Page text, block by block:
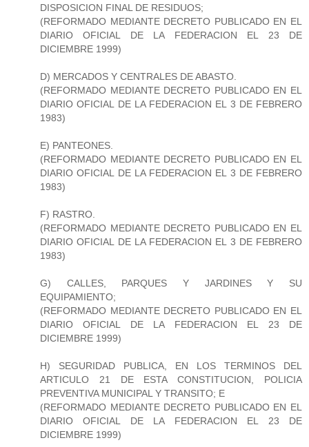
DISPOSICION FINAL DE RESIDUOS;
(REFORMADO MEDIANTE DECRETO PUBLICADO EN EL
DIARIO OFICIAL DE LA FEDERACION EL 23 DE
DICIEMBRE 1999)
D) MERCADOS Y CENTRALES DE ABASTO.
(REFORMADO MEDIANTE DECRETO PUBLICADO EN EL
DIARIO OFICIAL DE LA FEDERACION EL 3 DE FEBRERO
1983)
E) PANTEONES.
(REFORMADO MEDIANTE DECRETO PUBLICADO EN EL
DIARIO OFICIAL DE LA FEDERACION EL 3 DE FEBRERO
1983)
F) RASTRO.
(REFORMADO MEDIANTE DECRETO PUBLICADO EN EL
DIARIO OFICIAL DE LA FEDERACION EL 3 DE FEBRERO
1983)
G) CALLES, PARQUES Y JARDINES Y SU
EQUIPAMIENTO;
(REFORMADO MEDIANTE DECRETO PUBLICADO EN EL
DIARIO OFICIAL DE LA FEDERACION EL 23 DE
DICIEMBRE 1999)
H) SEGURIDAD PUBLICA, EN LOS TERMINOS DEL
ARTICULO 21 DE ESTA CONSTITUCION, POLICIA
PREVENTIVA MUNICIPAL Y TRANSITO; E
(REFORMADO MEDIANTE DECRETO PUBLICADO EN EL
DIARIO OFICIAL DE LA FEDERACION EL 23 DE
DICIEMBRE 1999)